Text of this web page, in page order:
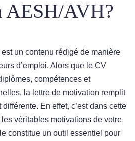
AESH/AVH?
un contenu rédigé de manière
d’emploi. Alors que le CV
compétences et
la lettre de motivation remplit
En effet, c’est dans cette
les véritables motivations de votre
constitue un outil essentiel pour